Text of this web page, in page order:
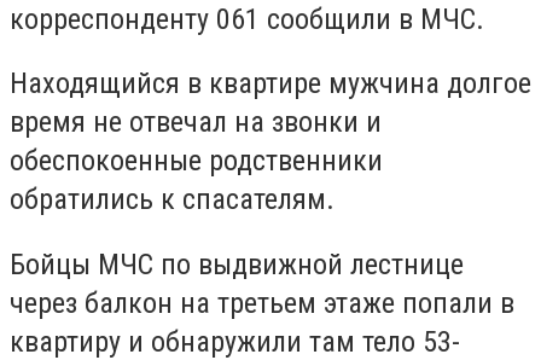
корреспонденту 061 сообщили в МЧС.
Находящийся в квартире мужчина долгое
время не отвечал на звонки и
обеспокоенные родственники
обратились к спасателям.
Бойцы МЧС по выдвижной лестнице
через балкон на третьем этаже попали в
квартиру и обнаружили там тело 53-